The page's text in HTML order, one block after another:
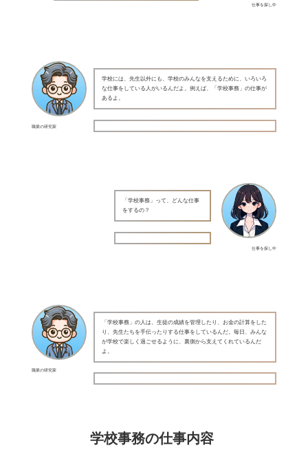
仕事を探し中
職業の研究家
学校には、先生以外にも、学校のみんなを支えるために、いろいろ
な仕事をしている人がいるんだよ。例えば、「学校事務」の仕事が
あるよ。
仕事を探し中
「学校事務」って、どんな仕事
をするの？
職業の研究家
「学校事務」の人は、生徒の成績を管理したり、お金の計算をした
り、先生たちを手伝ったりする仕事をしているんだ。毎日、みんな
が学校で楽しく過ごせるように、裏側から支えてくれているんだ
よ。
学校事務の仕事内容